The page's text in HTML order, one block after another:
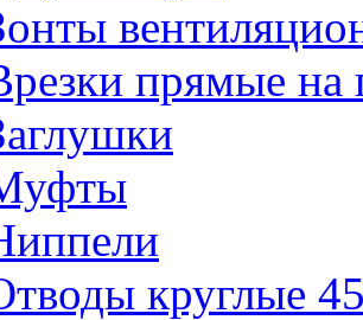
прямые на
круглые